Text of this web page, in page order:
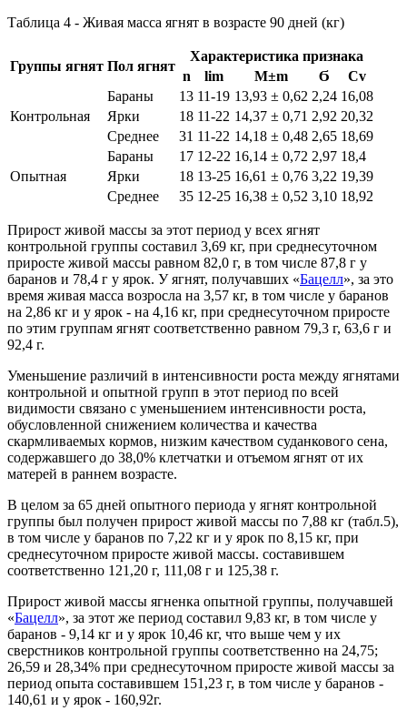
Таблица 4 - Живая масса ягнят в возрасте 90 дней (кг)
Группы ягнят Пол ягнят
Характеристика признака
n
lim М±m Ϭ Cv
Контрольная
Бараны 13 11-19 13,93 ± 0,62 2,24 16,08
Ярки
18 11-22 14,37 ± 0,71 2,92 20,32
Среднее
31 11-22 14,18 ± 0,48 2,65 18,69
Опытная
Бараны 17 12-22 16,14 ± 0,72 2,97 18,4
Ярки
18 13-25 16,61 ± 0,76 3,22 19,39
Среднее
35 12-25 16,38 ± 0,52 3,10 18,92
Прирост живой массы за этот период у всех ягнят
контрольной группы составил 3,69 кг, при среднесуточном
приросте живой массы равном 82,0 г, в том числе 87,8 г у
баранов и 78,4 г у ярок. У ягнят, получавших «Бацелл», за это
время живая масса возросла на 3,57 кг, в том числе у баранов
на 2,86 кг и у ярок - на 4,16 кг, при среднесуточном приросте
по этим группам ягнят соответственно равном 79,3 г, 63,6 г и
92,4 г.
Уменьшение различий в интенсивности роста между ягнятами
контрольной и опытной групп в этот период по всей
видимости связано с уменьшением интенсивности роста,
обусловленной снижением количества и качества
скармливаемых кормов, низким качеством суданкового сена,
содержавшего до 38,0% клетчатки и отъемом ягнят от их
матерей в раннем возрасте.
В целом за 65 дней опытного периода у ягнят контрольной
группы был получен прирост живой массы по 7,88 кг (табл.5),
в том числе у баранов по 7,22 кг и у ярок по 8,15 кг, при
среднесуточном приросте живой массы. составившем
соответственно 121,20 г, 111,08 г и 125,38 г.
Прирост живой массы ягненка опытной группы, получавшей
«Бацелл», за этот же период составил 9,83 кг, в том числе у
баранов - 9,14 кг и у ярок 10,46 кг, что выше чем у их
сверстников контрольной группы соответственно на 24,75;
26,59 и 28,34% при среднесуточном приросте живой массы за
период опыта составившем 151,23 г, в том числе у баранов -
140,61 и у ярок - 160,92г.